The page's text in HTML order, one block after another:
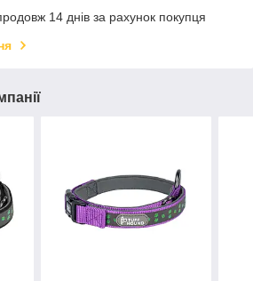
14 днів за рахунок покупця